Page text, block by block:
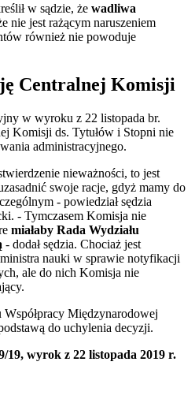
w sądzie, że wadliwa
nie jest rażącym naruszeniem
również nie powoduje
Centralnej Komisji
w wyroku z 22 listopada br.
Komisji ds. Tytułów i Stopni nie
administracyjnego.
nieważności, to jest
swoje racje, gdyż mamy do
- powiedział sędzia
- Tymczasem Komisja nie
miałaby Rada Wydziału
- dodał sędzia. Chociaż jest
nauki w sprawie notyfikacji
ale do nich Komisja nie
Międzynarodowej
do uchylenia decyzji.
wyrok z 22 listopada 2019 r.